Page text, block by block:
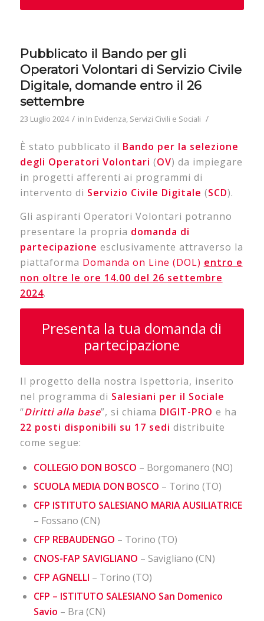
Pubblicato il Bando per gli
Operatori Volontari di Servizio Civile
Digitale, domande entro il 26
settembre
23 Luglio 2024 / in In Evidenza Servizi Civili e Sociali /
È stato pubblicato il Bando per la selezione
degli Operatori Volontari (OV) da impiegare
in progetti afferenti ai programmi di
intervento di Servizio Civile Digitale (SCD).
Gli aspiranti Operatori Volontari potranno
presentare la propria domanda di
partecipazione esclusivamente attraverso la
piattaforma Domanda on Line (DOL) entro e
non oltre le ore 14.00 del 26 settembre
2024.
Presenta la tua domanda di
partecipazione
Il progetto della nostra Ispettoria, inserito
nel programma di Salesiani per il Sociale
“Diritti alla base”, si chiama DIGIT-PRO e ha
22 posti disponibili su 17 sedi distribuite
come segue:
COLLEGIO DON BOSCO – Borgomanero (NO)
SCUOLA MEDIA DON BOSCO – Torino (TO)
CFP ISTITUTO SALESIANO MARIA AUSILIATRICE
– Fossano (CN)
CFP REBAUDENGO – Torino (TO)
CNOS-FAP SAVIGLIANO – Savigliano (CN)
CFP AGNELLI – Torino (TO)
CFP – ISTITUTO SALESIANO San Domenico
Savio – Bra (CN)